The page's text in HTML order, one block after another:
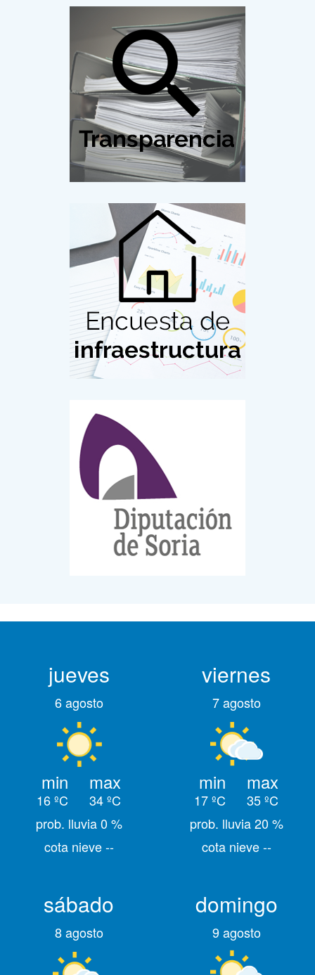
jueves
6 agosto
min
16 ºC
max
34 ºC
prob. lluvia 0 %
cota nieve --
viernes
7 agosto
min
17 ºC
max
35 ºC
prob. lluvia 20 %
cota nieve --
sábado
8 agosto
domingo
9 agosto